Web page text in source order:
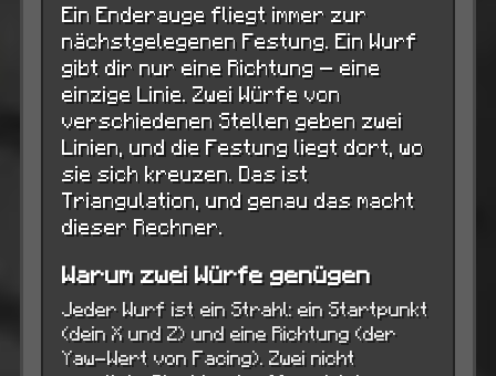
Ein Enderauge fliegt immer zur
nächstgelegenen Festung. Ein Wurf
gibt dir nur eine Richtung — eine
einzige Linie. Zwei Würfe von
verschiedenen Stellen geben zwei
Linien, und die Festung liegt dort, wo
sie sich kreuzen. Das ist
Triangulation, und genau das macht
dieser Rechner.
Warum zwei Würfe genügen
Jeder Wurf ist ein Strahl: ein Startpunkt
(dein X und Z) und eine Richtung (der
Yaw-Wert von Facing). Zwei nicht